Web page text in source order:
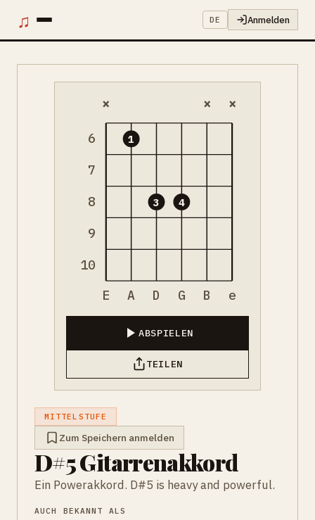
♫ DE Anmelden
6
7
8
9
10
× × ×
1
3 4
E A D G B e
ABSPIELEN
TEILEN
MITTELSTUFE
Zum Speichern anmelden
D#5 Gitarrenakkord
Ein Powerakkord. D#5 is heavy and powerful.
AUCH BEKANNT ALS